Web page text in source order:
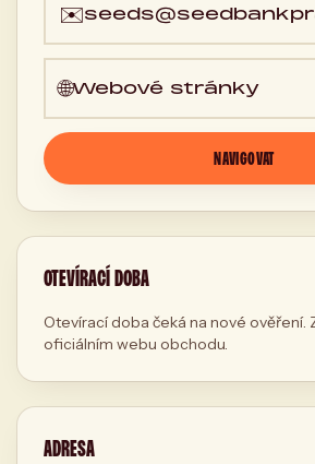
✉️
🌐Webové stránky
NAVIGOVAT
OTEVÍRACÍ DOBA
Otevírací doba čeká na nové ověření.
oficiálním webu obchodu.
ADRESA